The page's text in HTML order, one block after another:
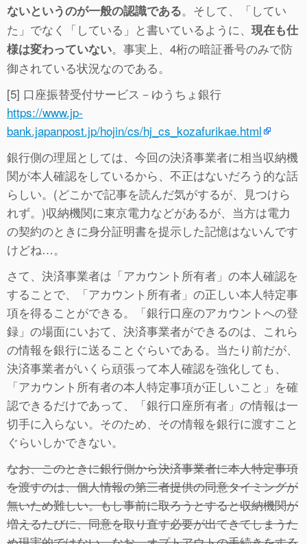
ないというのが一般の認識である。そして、「してい
た」でなく「している」と書いているように、 現在も仕
様は変わっていない。事実上、4桁の暗証番号のみで防
御されている状況なのである。
[5] 口座振替受付サービス－ゆうちょ銀行
https://www.jp-
bank.japanpost.jp/hojin/cs/hj_cs_kozafurikae.html
銀行側の理屈としては、今回の決済事業者に相当収納機
関が本人確認をしているから、不正はないだろう的な話
らしい。(どこかで記事を読んだ気がするが、見つけら
れず。)収納機関に東京電力などがあるが、当方は電力
の契約のときに身分証明書を提示した記憶はないんです
けどね…。
さて、決済事業者は「アカウント所有者」の本人確認を
することで、「アカウント所有者」の正しい本人特定事
項を得ることができる。「銀行口座のアカウントへの登
録」の場面にいおて、決済事業者ができるのは、これら
の情報を銀行に送ることぐらいである。当たり前だが、
決済事業者がいくら頑張って本人確認を強化しても、
「アカウント所有者の本人特定事項が正しいこと」を確
認できるだけであって、「銀行口座所有者」の情報は一
切手に入らない。そのため、その情報を銀行に渡すこと
ぐらいしかできない。
なお、このときに銀行側から決済事業者に本人特定事項
を渡すのは、個人情報の第三者提供の同意タイミングが
無いため難しい。もし事前に取ろうとすると収納機関が
増えるたびに、同意を取り直す必要が出てきてしまうた